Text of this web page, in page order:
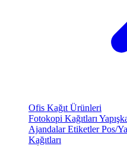
Ofis Kağıt Ürünleri
Fotokopi Kağıtları
AjandalarEtiketlerPos/
Kağıtları